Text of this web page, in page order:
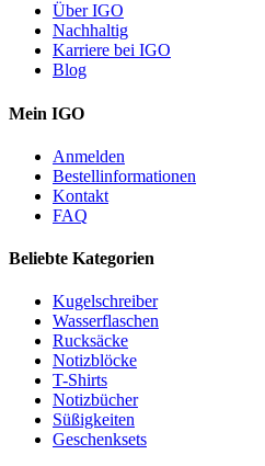
Über IGO
Nachhaltig
Karriere bei IGO
Blog
Mein IGO
Anmelden
Bestellinformationen
Kontakt
FAQ
Beliebte Kategorien
Kugelschreiber
Wasserflaschen
Rucksäcke
Notizblöcke
T-Shirts
Notizbücher
Süßigkeiten
Geschenksets